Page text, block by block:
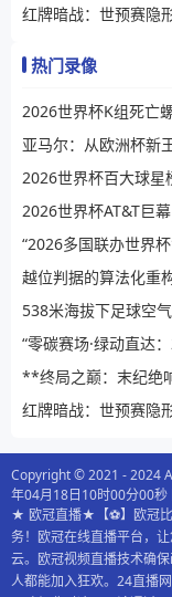
红牌暗战：世预赛隐
热门录像
2026世界杯K组死亡
亚马尔：从欧洲杯新
2026世界杯AT&T巨
“零碳赛场·绿动直达
**终局之巅：末纪绝
红牌暗战：世预赛隐
Copyright © 2021 - 2024
年04月18日10时00分00秒
★ 欧冠直播★【⚽️】欧冠
务！欧冠在线直播平台，
云。欧冠视频直播技术确
人都能加入狂欢。24直播